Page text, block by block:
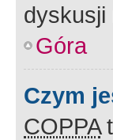
dyskusji
Góra
Czym
COPPA